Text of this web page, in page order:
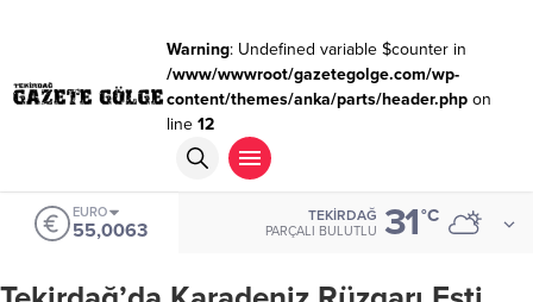
Warning: Undefined variable $counter in
/www/wwwroot/gazetegolge.com/wp-
content/themes/anka/parts/header.phpon
line 12
EURO
55,0063
TEKIRDAĞ
PARÇALI BULUTLU 31°C